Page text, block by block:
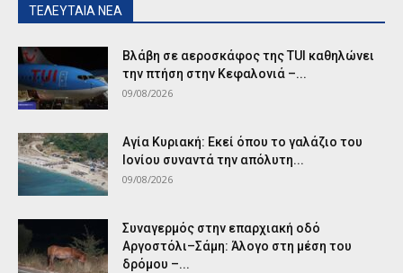
ΤΕΛΕΥΤΑΙΑ ΝΕΑ
Βλάβη σε αεροσκάφος της TUI καθηλώνει
την πτήση στην Κεφαλονιά –...
09/08/2026
Αγία Κυριακή: Εκεί όπου το γαλάζιο του
Ιονίου συναντά την απόλυτη...
09/08/2026
Συναγερμός στην επαρχιακή οδό
Αργοστόλι–Σάμη: Άλογο στη μέση του
δρόμου –...